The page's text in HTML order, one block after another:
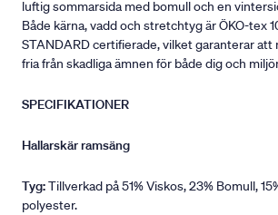
luftig sommarsida med bomull och en
Både kärna, vadd och stretchtyg är ÖKO-tex
STANDARD certifierade, vilket garanterar att
fria från skadliga ämnen för både dig och
SPECIFIKATIONER
Hallarskär ramsäng
Tyg:Tillverkad på 51% Viskos, 23% Bomull,
polyester.